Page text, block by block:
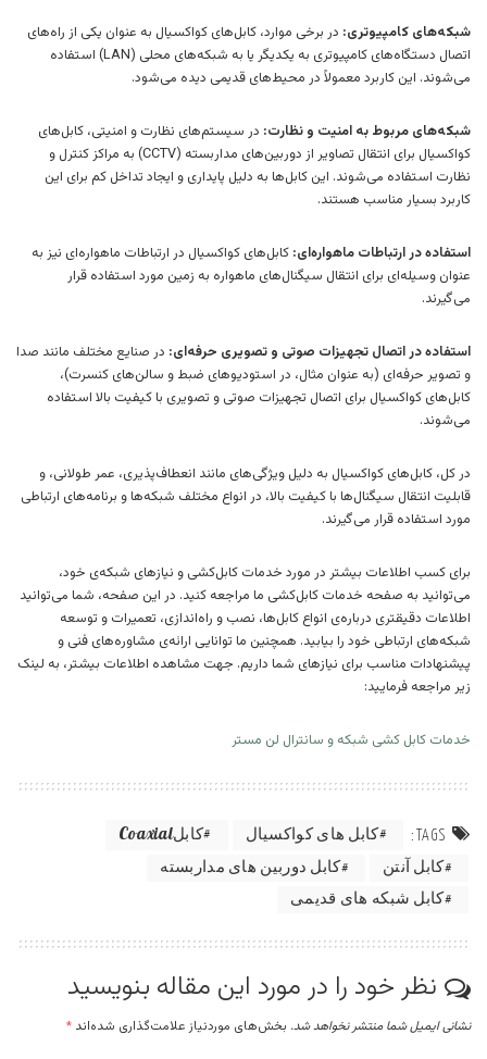
شبکه‌های کامپیوتری: در برخی موارد، کابل‌های کواکسیال به عنوان یکی از راه‌های
اتصال دستگاه‌های کامپیوتری به یکدیگر یا به شبکه‌های محلی (LAN) استفاده
می‌شوند. این کاربرد معمولاً در محیط‌های قدیمی دیده می‌شود.
شبکه‌های مربوط به امنیت و نظارت: در سیستم‌های نظارت و امنیتی، کابل‌های
کواکسیال برای انتقال تصاویر از دوربین‌های مداربسته (CCTV) به مراکز کنترل و
نظارت استفاده می‌شوند. این کابل‌ها به دلیل پایداری و ایجاد تداخل کم برای این
کاربرد بسیار مناسب هستند.
استفاده در ارتباطات ماهواره‌ای: کابل‌های کواکسیال در ارتباطات ماهواره‌ای نیز به
عنوان وسیله‌ای برای انتقال سیگنال‌های ماهواره به زمین مورد استفاده قرار
می‌گیرند.
استفاده در اتصال تجهیزات صوتی و تصویری حرفه‌ای: در صنایع مختلف مانند صدا
و تصویر حرفه‌ای (به عنوان مثال، در استودیوهای ضبط و سالن‌های کنسرت)،
کابل‌های کواکسیال برای اتصال تجهیزات صوتی و تصویری با کیفیت بالا استفاده
می‌شوند.
در کل، کابل‌های کواکسیال به دلیل ویژگی‌های مانند انعطاف‌پذیری، عمر طولانی، و
قابلیت انتقال سیگنال‌ها با کیفیت بالا، در انواع مختلف شبکه‌ها و برنامه‌های ارتباطی
مورد استفاده قرار می‌گیرند.
برای کسب اطلاعات بیشتر در مورد خدمات کابل‌کشی و نیازهای شبکه‌ی خود،
می‌توانید به صفحه خدمات کابل‌کشی ما مراجعه کنید. در این صفحه، شما می‌توانید
اطلاعات دقیقتری درباره‌ی انواع کابل‌ها، نصب و راه‌اندازی، تعمیرات و توسعه
شبکه‌های ارتباطی خود را بیابید. همچنین ما توانایی ارائه‌ی مشاوره‌های فنی و
پیشنهادات مناسب برای نیازهای شما داریم. جهت مشاهده اطلاعات بیشتر، به لینک
زیر مراجعه فرمایید:
خدمات کابل کشی شبکه و سانترال لن مستر
TAGS: كابل های کواکسیال
كابلCoaxial
کابل آنتن
کابل دوربین های مداربسته
کابل شبکه های قدیمی
نظر خود را در مورد این مقاله بنویسید
نشانی ایمیل شما منتشر نخواهد شد. بخش‌های موردنیاز علامت‌گذاری شده‌اند *